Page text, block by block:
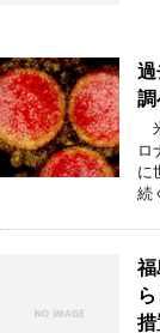
過
調
ロ
に
続
福
措